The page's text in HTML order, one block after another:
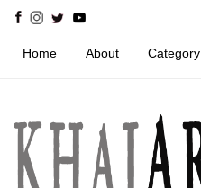
Home About Category